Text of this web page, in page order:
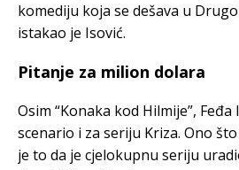
komediju koja se dešava u
istakao je Isović.
Pitanje za milion dolara
Osim “Konaka kod Hilmije”,
scenario i za seriju Kriza. Ono
je to da je cjelokupnu seriju